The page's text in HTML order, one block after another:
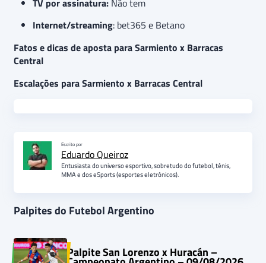
TV por assinatura: Não tem
Internet/streaming: bet365 e Betano
Fatos e dicas de aposta para Sarmiento x Barracas
Central
Escalações para Sarmiento x Barracas Central
Escrito por
Eduardo Queiroz
Entusiasta do universo esportivo, sobretudo do futebol, tênis,
MMA e dos eSports (esportes eletrônicos).
Palpites do Futebol Argentino
Palpite San Lorenzo x Huracán –